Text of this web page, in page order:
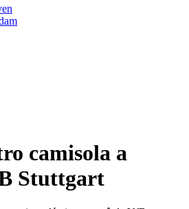
camisola a
Stuttgart